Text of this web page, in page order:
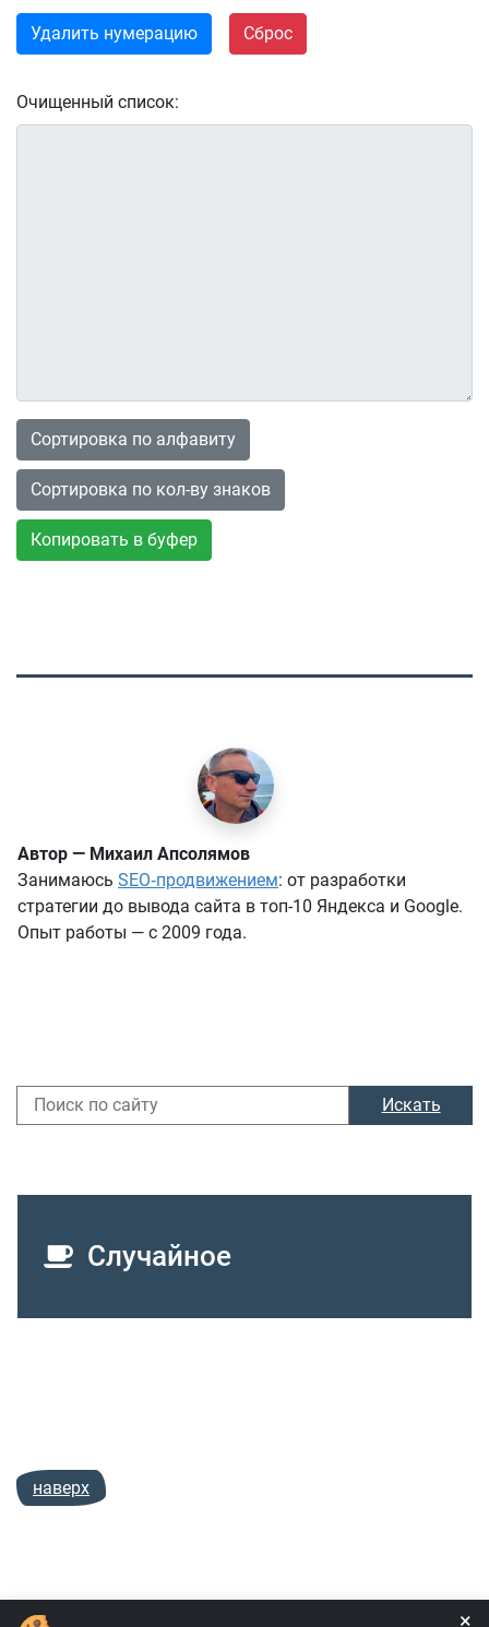
Удалить нумерацию Сброс
Очищенный список:
Сортировка по алфавиту
Сортировка по кол-ву знаков
Копировать в буфер
Автор — Михаил Апсолямов
Занимаюсь SEO‑продвижением: от разработки
стратегии до вывода сайта в топ-10 Яндекса и Google.
Опыт работы — с 2009 года.
Искать
Случайное
наверх
×